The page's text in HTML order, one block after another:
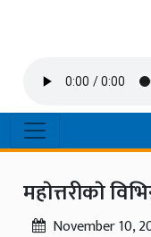
महाेत्तरीकाे
November 10,